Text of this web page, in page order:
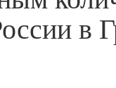
в